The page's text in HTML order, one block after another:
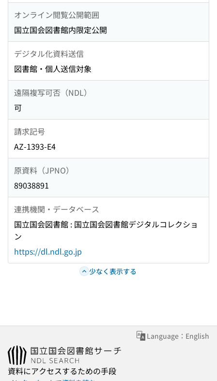
オンライン閲覧公開範囲
国立国会図書館内限定公開
デジタル化資料送信
図書館・個人送信対象
遠隔複写可否（NDL）
可
請求記号
AZ-1393-E4
原資料（JPNO）
89038891
連携機関・データベース
国立国会図書館 : 国立国会図書館デジタルコレクショ
ン
https://dl.ndl.go.jp
少なく表示する
Language：English
資料にアクセスするための手段